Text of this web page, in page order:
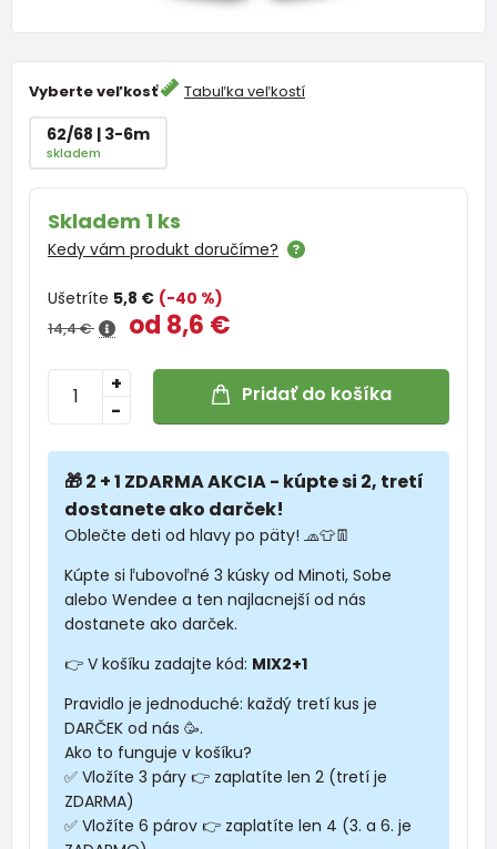
Vyberte veľkosť Tabuľka veľkostí
62/68 | 3-6m
skladem
Skladem 1 ks
Kedy vám produkt doručíme?
Ušetríte 5,8 € (-40 %)
14,4 € od 8,6 €
-
+ Pridať do košíka
🎁 2 + 1 ZDARMA AKCIA - kúpte si 2, tretí
dostanete ako darček!
Oblečte deti od hlavy po päty! 🧢👕👖
Kúpte si ľubovoľné 3 kúsky od Minoti, Sobe
alebo Wendee a ten najlacnejší od nás
dostanete ako darček.
👉 V košíku zadajte kód: MIX2+1
Pravidlo je jednoduché: každý tretí kus je
DARČEK od nás 🥳.
Ako to funguje v košíku?
✅ Vložíte 3 páry 👉 zaplatíte len 2 (tretí je
ZDARMA)
✅ Vložíte 6 párov 👉 zaplatíte len 4 (3. a 6. je